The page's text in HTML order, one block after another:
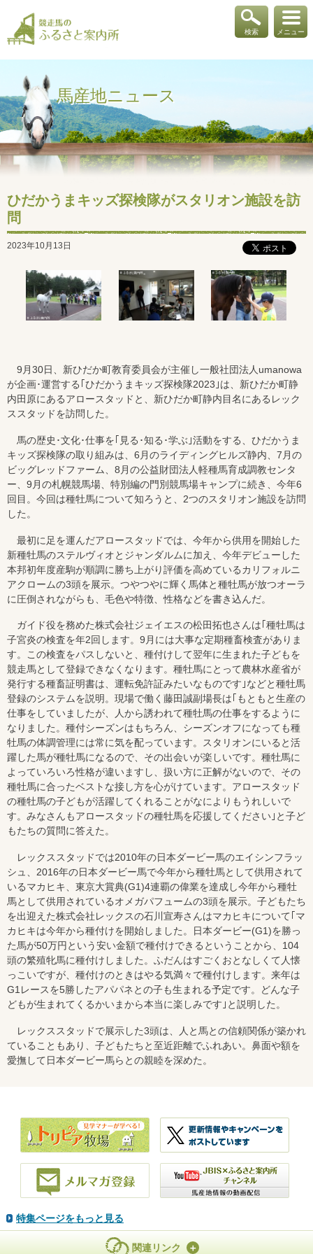
メニュー
検索
馬産地ニュース
ひだかうまキッズ探検隊がスタリオン施設を訪
問
2023年10月13日
9月30日、新ひだか町教育委員会が主催し一般社団法人umanowa
が企画･運営する｢ひだかうまキッズ探検隊2023｣は、新ひだか町静
内田原にあるアロースタッドと、新ひだか町静内目名にあるレック
ススタッドを訪問した。
馬の歴史･文化･仕事を｢見る･知る･学ぶ｣活動をする、ひだかうま
キッズ探検隊の取り組みは、6月のライディングヒルズ静内、7月の
ビッグレッドファーム、8月の公益財団法人軽種馬育成調教センタ
ー、9月の札幌競馬場、特別編の門別競馬場キャンプに続き、今年6
回目。今回は種牡馬について知ろうと、2つのスタリオン施設を訪問
した。
最初に足を運んだアロースタッドでは、今年から供用を開始した
新種牡馬のステルヴィオとジャンダルムに加え、今年デビューした
本邦初年度産駒が順調に勝ち上がり評価を高めているカリフォルニ
アクロームの3頭を展示。つやつやに輝く馬体と種牡馬が放つオーラ
に圧倒されながらも、毛色や特徴、性格などを書き込んだ。
ガイド役を務めた株式会社ジェイエスの松田拓也さんは｢種牡馬は
子宮炎の検査を年2回します。9月には大事な定期種畜検査がありま
す。この検査をパスしないと、種付けして翌年に生まれた子どもを
競走馬として登録できなくなります。種牡馬にとって農林水産省が
発行する種畜証明書は、運転免許証みたいなものです｣などと種牡馬
登録のシステムを説明。現場で働く藤田誠副場長は｢もともと生産の
仕事をしていましたが、人から誘われて種牡馬の仕事をするように
なりました。種付シーズンはもちろん、シーズンオフになっても種
牡馬の体調管理には常に気を配っています。スタリオンにいると活
躍した馬が種牡馬になるので、その出会いが楽しいです。種牡馬に
よっていろいろ性格が違いますし、扱い方に正解がないので、その
種牡馬に合ったベストな接し方を心がけています。アロースタッド
の種牡馬の子どもが活躍してくれることがなによりもうれしいで
す。みなさんもアロースタッドの種牡馬を応援してください｣と子ど
もたちの質問に答えた。
レックススタッドでは2010年の日本ダービー馬のエイシンフラッ
シュ、2016年の日本ダービー馬で今年から種牡馬として供用されて
いるマカヒキ、東京大賞典(G1)4連覇の偉業を達成し今年から種牡
馬として供用されているオメガパフュームの3頭を展示。子どもたち
を出迎えた株式会社レックスの石川宣寿さんはマカヒキについて｢マ
カヒキは今年から種付けを開始しました。日本ダービー(G1)を勝っ
た馬が50万円という安い金額で種付けできるということから、104
頭の繁殖牝馬に種付けしました。ふだんはすごくおとなしくて人懐
っこいですが、種付けのときはやる気満々で種付けします。来年は
G1レースを5勝したアパパネとの子も生まれる予定です。どんな子
どもが生まれてくるかいまから本当に楽しみです｣と説明した。
レックススタッドで展示した3頭は、人と馬との信頼関係が築かれ
ていることもあり、子どもたちと至近距離でふれあい。鼻面や額を
愛撫して日本ダービー馬らとの親睦を深めた。
特集ページをもっと見る
関連リンク